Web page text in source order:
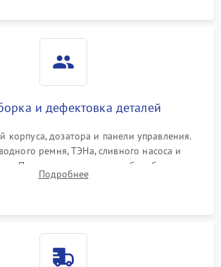
и дефектовка деталей
корпуса, дозатора и панели управления.
ремня, ТЭНа, сливного насоса и
Проверка подшипников барабана и
на износ, а манжеты люка на разрывы.
Подробнее